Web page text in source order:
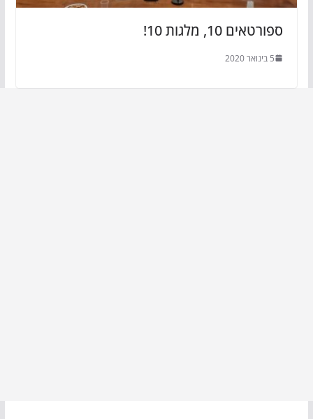
ספורטאים 10, מלגות 10!
5 בינואר 2020